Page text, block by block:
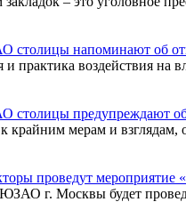
напоминают об
и практика воздействия на
предупреждают об
крайним мерам и
проведут мероприятие
ЮЗАО г. Москвы будет